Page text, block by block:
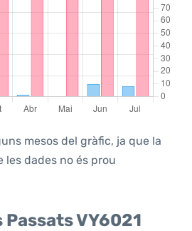
mesos del gràfic, ja que la
dades no és prou
Passats VY6021